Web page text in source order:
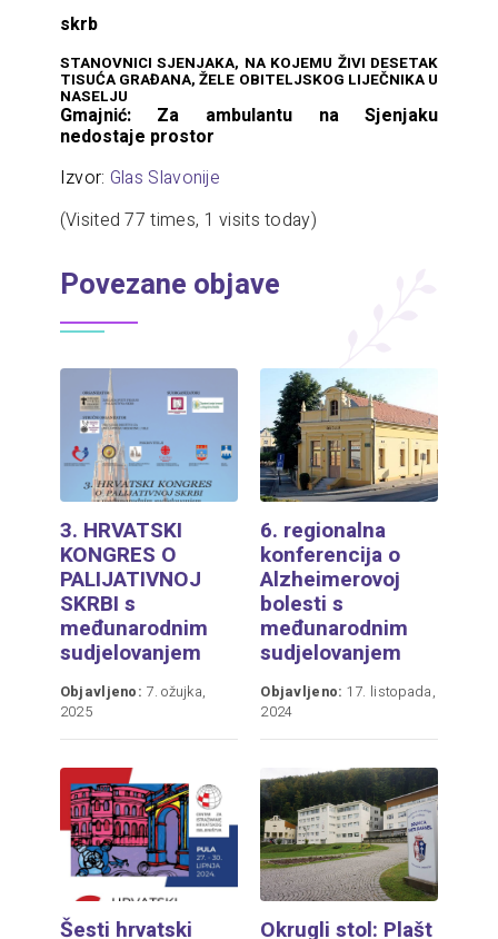
skrb
STANOVNICI SJENJAKA, NA KOJEMU ŽIVI DESETAK
TISUĆA GRAĐANA, ŽELE OBITELJSKOG LIJEČNIKA U
NASELJU
Gmajnić: Za ambulantu na Sjenjaku
nedostaje prostor
Izvor: Glas Slavonije
(Visited 77 times, 1 visits today)
Povezane objave
3. HRVATSKI
KONGRES O
PALIJATIVNOJ
SKRBI s
međunarodnim
sudjelovanjem
Objavljeno: 7. ožujka,
2025
6. regionalna
konferencija o
Alzheimerovoj
bolesti s
međunarodnim
sudjelovanjem
Objavljeno: 17. listopada,
2024
Šesti hrvatski Okrugli stol: Plašt